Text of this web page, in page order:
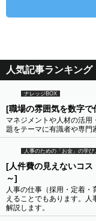
人気記事ランキング
ナレッジBOX
[職場の雰囲気を数字
マネジメントや人材の活用
題をテーマに有識者や専門
人事のための「お金」の学び
[人件費の見えないコ
～]
人事の仕事（採用・定着
えることでもあります。
解説します。